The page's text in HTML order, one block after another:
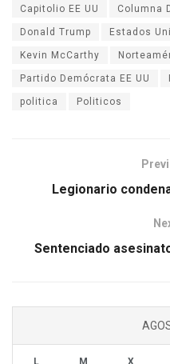
Capitolio EE UU Columna
Donald Trump Estados
Kevin McCarthy
Partido Demócrata EE UU
politica Politicos
Legionario
Sentenciado